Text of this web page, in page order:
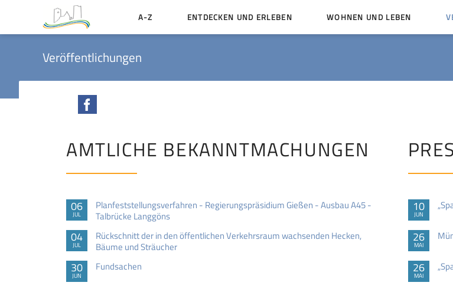
A-Z ENTDECKEN UND ERLEBEN WOHNEN UND LEBEN
Veröffentlichungen
AMTLICHE BEKANNTMACHUNGEN
06
JUL
Planfeststellungsverfahren - Regierungspräsidium Gießen - Ausbau A45 -
Talbrücke Langgöns
04
JUL
Rückschnitt der in den öffentlichen Verkehrsraum wachsenden Hecken,
Bäume und Sträucher
30
JUN
Fundsachen
10
JUN
26
MAI
26
MAI